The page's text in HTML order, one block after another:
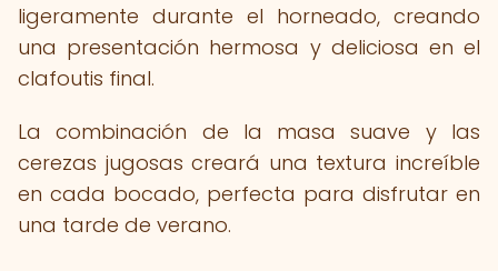
ligeramente durante el horneado, creando
una presentación hermosa y deliciosa en el
clafoutis final.
La combinación de la masa suave y las
cerezas jugosas creará una textura increíble
en cada bocado, perfecta para disfrutar en
una tarde de verano.